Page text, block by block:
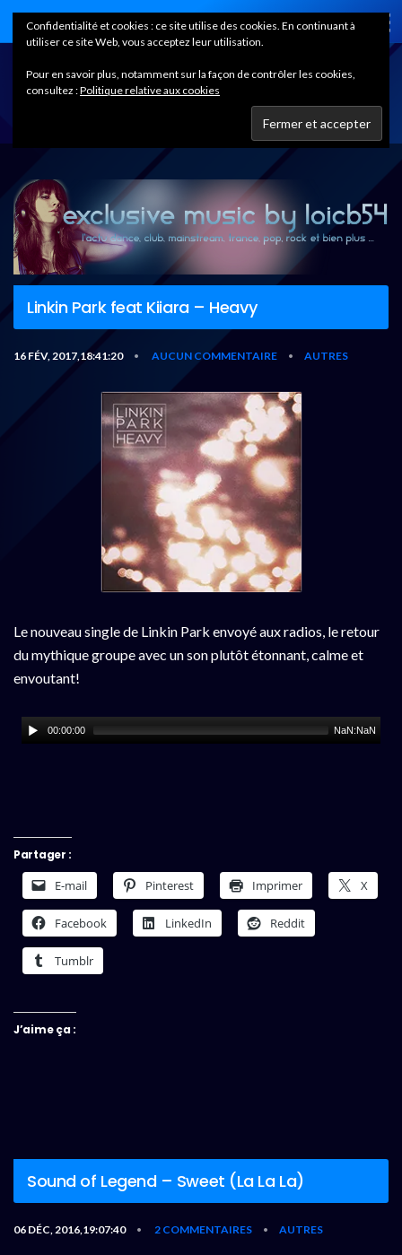
Home
Linkin Park feat Kiiara – Heavy
16 FÉV, 2017,18:41:20 • AUCUN COMMENTAIRE • AUTRES
Le nouveau single de Linkin Park envoyé aux radios, le retour
du mythique groupe avec un son plutôt étonnant, calme et
envoutant!
00:00:00 NaN:NaN
Partager :
E-mail Pinterest Imprimer X
Facebook LinkedIn Reddit
Tumblr
J’aime ça :
Sound of Legend – Sweet (La La La)
06 DÉC, 2016,19:07:40 • 2 COMMENTAIRES • AUTRES
Confidentialité et cookies : ce site utilise des cookies. En continuant à
utiliser ce site Web, vous acceptez leur utilisation.
Pour en savoir plus, notamment sur la façon de contrôler les cookies,
consultez :Politique relative aux cookies